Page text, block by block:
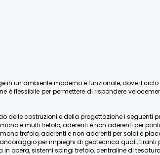
in un ambiente moderno e funzionale, dove il
è flessibile per permettere di rispondere
delle costruzioni e della progettazione i seguenti
e multi trefolo, aderenti e non aderenti per
trefolo, aderenti e non aderenti per solai e
per impieghi di geotecnica quali, tiranti
in opera, sistemi spingi trefolo, centraline di